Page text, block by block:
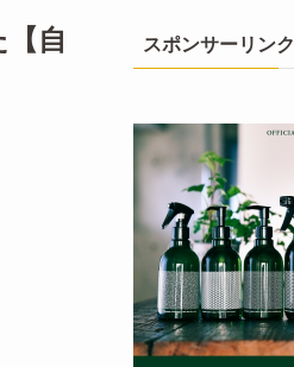
自
スポンサーリンク